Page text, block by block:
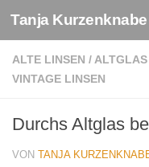
Zum Inhalt springen
Tanja
ALTE LINSEN / ALTGLAS
VINTAGE LINSEN
Durchs Altglas
VON TANJA